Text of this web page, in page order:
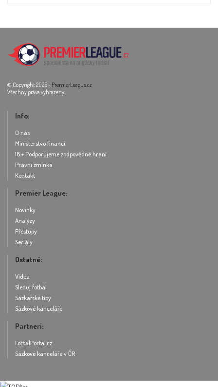
© Copyright 2026 - PremierLeague.cz
Všechny práva vyhrazeny.
Info:
O nás
Ministerstvo financí
18 + Podporujeme zodpovědné hraní
Právní zmínka
Kontakt
Premier League:
Novinky
Analýzy
Přestupy
Seriály
Ostatné:
Videa
Sleduj fotbal
Sázkařské tipy
Sázkové kanceláře
Partneri:
FotbalPortal.cz
Sázkové kanceláře v ČR